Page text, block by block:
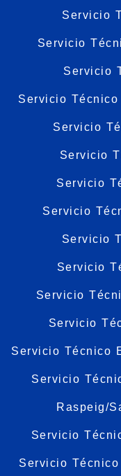
Servicio
Servicio
Servicio
Servicio Técnico
Servicio
Servicio
Servicio
Servicio
Servicio
Servicio
Servicio
Servicio
Servicio Técnico
Servicio
Raspeig/
Servicio
Servicio